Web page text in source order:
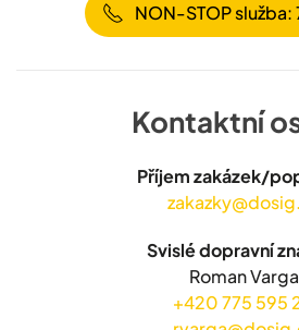
NON-STOP služba:
Kontaktní
Příjem zakázek/
Svislé dopravní
Roman Varga
+420 775 595